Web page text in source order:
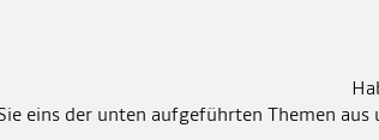
eins der unten aufgeführten Themen